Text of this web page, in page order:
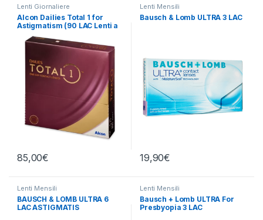
Lenti Giornaliere
Alcon Dailies Total 1 for
Astigmatism (90 LAC Lenti a
contatto)
85,00€
Lenti Mensili
Bausch & Lomb ULTRA 3 LAC
19,90€
Lenti Mensili
BAUSCH & LOMB ULTRA 6
LAC ASTIGMATIS
Lenti Mensili
Bausch + Lomb ULTRA For
Presbyopia 3 LAC